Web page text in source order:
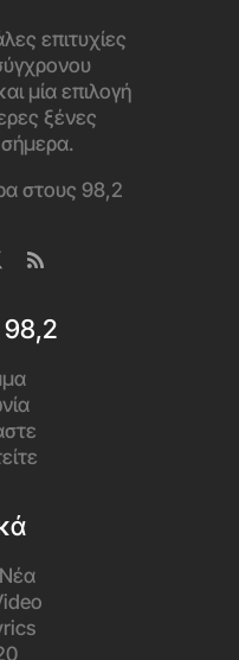
επιτυχίες
μία επιλογή
ξένες
σήμερα.
στους 98,2